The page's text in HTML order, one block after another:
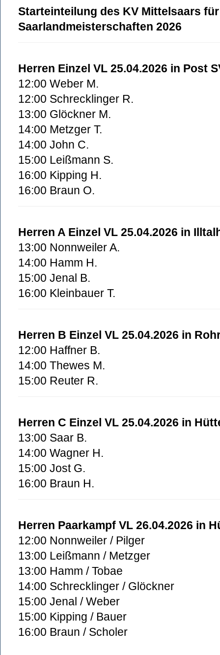
Starteinteilung des KV Mittelsaars
Saarlandmeisterschaften 2026
Herren Einzel VL 25.04.2026 in Post
12:00 Weber M.
12:00 Schrecklinger R.
13:00 Glöckner M.
14:00 Metzger T.
14:00 John C.
15:00 Leißmann S.
16:00 Kipping H.
16:00 Braun O.
Herren A Einzel VL 25.04.2026 in
13:00 Nonnweiler A.
14:00 Hamm H.
15:00 Jenal B.
16:00 Kleinbauer T.
Herren B Einzel VL 25.04.2026 in
12:00 Haffner B.
14:00 Thewes M.
15:00 Reuter R.
Herren C Einzel VL 25.04.2026 in
13:00 Saar B.
14:00 Wagner H.
15:00 Jost G.
16:00 Braun H.
Herren Paarkampf VL 26.04.2026 in
12:00 Nonnweiler / Pilger
13:00 Leißmann / Metzger
13:00 Hamm / Tobae
14:00 Schrecklinger / Glöckner
15:00 Jenal / Weber
15:00 Kipping / Bauer
16:00 Braun / Scholer